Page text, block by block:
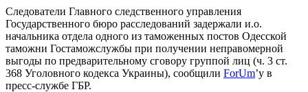
Следователи Главного следственного управления
Государственного бюро расследований задержали и.о.
начальника отдела одного из таможенных постов Одесской
таможни Гостаможслужбы при получении неправомерной
выгоды по предварительному сговору группой лиц (ч. 3 ст.
368 Уголовного кодекса Украины), сообщили ForUm’у в
пресс-службе ГБР.